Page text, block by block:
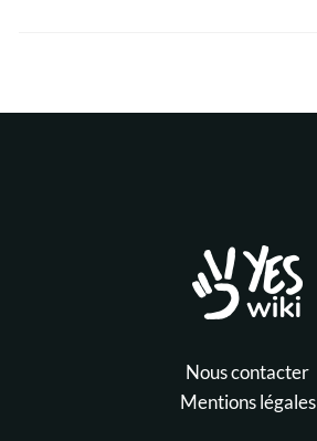
Nous contacter
Mentions légales